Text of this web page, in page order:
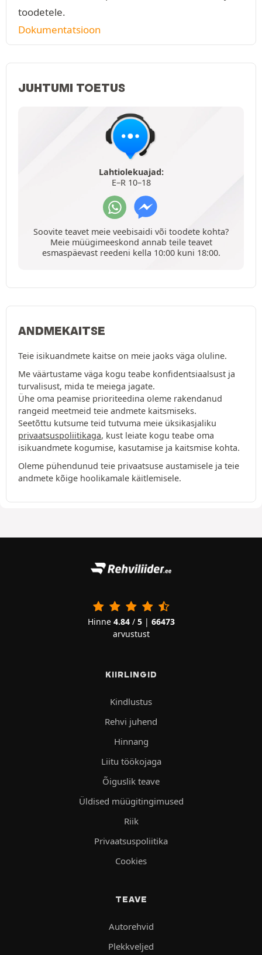
toodetele.
Dokumentatsioon
JUHTUMI TOETUS
Lahtiolekuajad:
E–R 10–18
Soovite teavet meie veebisaidi või toodete kohta?
Meie müügimeeskond annab teile teavet
esmaspäevast reedeni kella 10:00 kuni 18:00.
ANDMEKAITSE
Teie isikuandmete kaitse on meie jaoks väga oluline.
Me väärtustame väga kogu teabe konfidentsiaalsust ja
turvalisust, mida te meiega jagate.
Ühe oma peamise prioriteedina oleme rakendanud
rangeid meetmeid teie andmete kaitsmiseks.
Seetõttu kutsume teid tutvuma meie üksikasjaliku
privaatsuspoliitikaga, kust leiate kogu teabe oma
isikuandmete kogumise, kasutamise ja kaitsmise kohta.
Oleme pühendunud teie privaatsuse austamisele ja teie
andmete kõige hoolikamale käitlemisele.
Hinne 4.84/ 5| 66473
arvustust
KIIRLINGID
Kindlustus
Rehvi juhend
Hinnang
Liitu töökojaga
Õiguslik teave
Üldised müügitingimused
Riik
Privaatsuspoliitika
Cookies
TEAVE
Autorehvid
Plekkveljed